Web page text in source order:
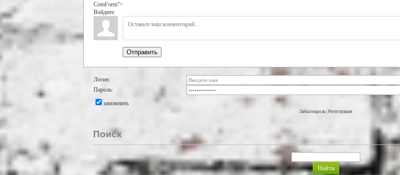
ComForm">
Войдите:
Отправить
Логин:
Пароль:
запомнить
Забыл пароль Регистрация
Поиск